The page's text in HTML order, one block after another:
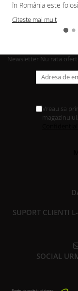
în România este
Citeste mai mult
Newsletter Nu rata
Vreau sa
SUPORT CLIENTI
SOCIAL